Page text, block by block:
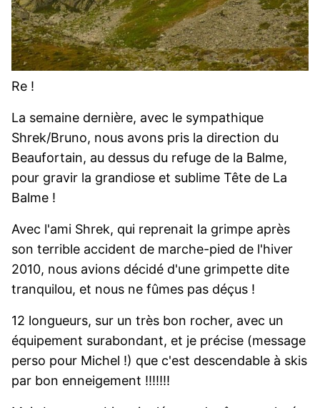
Re !
La semaine dernière, avec le sympathique
Shrek/Bruno, nous avons pris la direction du
Beaufortain, au dessus du refuge de la Balme,
pour gravir la grandiose et sublime Tête de La
Balme !
Avec l'ami Shrek, qui reprenait la grimpe après
son terrible accident de marche-pied de l'hiver
2010, nous avions décidé d'une grimpette dite
tranquilou, et nous ne fûmes pas déçus !
12 longueurs, sur un très bon rocher, avec un
équipement surabondant, et je précise (message
perso pour Michel !) que c'est descendable à skis
par bon enneigement !!!!!!!